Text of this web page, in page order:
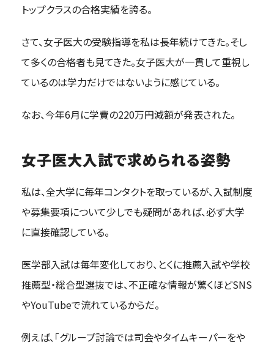
トップクラスの合格実績を誇る。
さて、女子医大の受験指導を私は長年続けてきた。そし
て多くの合格者も見てきた。女子医大が一貫して重視し
ているのは学力だけではないように感じている。
なお、今年6月に学費の220万円減額が発表された。
女子医大入試で求められる姿勢
私は、全大学に毎年コンタクトを取っているが、入試制度
や募集要項について少しでも疑問があれば、必ず大学
に直接確認している。
医学部入試は毎年変化しており、とくに推薦入試や学校
推薦型・総合型選抜では、不正確な情報が驚くほどSNS
やYouTubeで流れているからだ。
例えば、「グループ討論では司会やタイムキーパーをや